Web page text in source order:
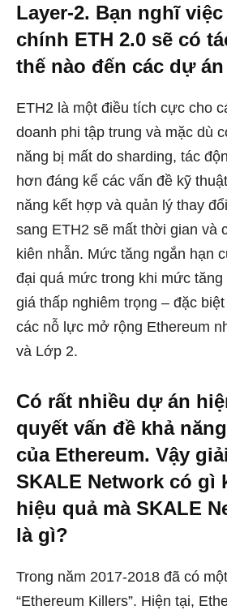
Layer-2. Bạn nghĩ
chính ETH 2.0 sẽ có
thế nào đến các dự
ETH2 là một điều tích cực cho
doanh phi tập trung và mặc dù
năng bị mất do sharding, tác
hơn đáng kể các vấn đề kỹ
năng kết hợp và quản lý thay
sang ETH2 sẽ mất thời gian và
kiên nhẫn. Mức tăng ngắn hạn
đại quá mức trong khi mức tăng
giá thấp nghiêm trọng – đặc
các nỗ lực mở rộng Ethereum
và Lớp 2.
Có rất nhiều dự án
quyết vấn đề khả
của Ethereum. Vậy
SKALE Network có gì
hiệu quả mà SKALE
là gì?
Trong năm 2017-2018 đã có
“Ethereum Killers”. Hiện tại,